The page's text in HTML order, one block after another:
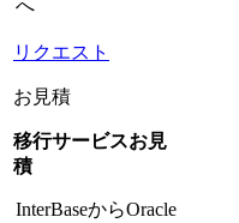
へ
リクエスト
お見積
移行サービスお見
積
InterBaseからOracle